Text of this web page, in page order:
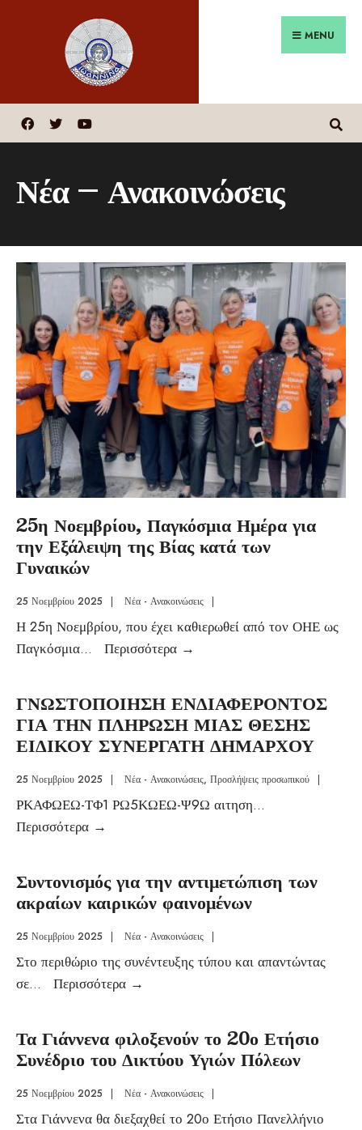
MENU
Νέα – Ανακοινώσεις
25η Νοεμβρίου, Παγκόσμια Ημέρα για
την Εξάλειψη της Βίας κατά των
Γυναικών
25 Νοεμβρίου 2025 Νέα - Ανακοινώσεις
Η 25η Νοεμβρίου, που έχει καθιερωθεί από τον ΟΗΕ ως
Παγκόσμια... Περισσότερα →
ΓΝΩΣΤΟΠΟΙΗΣΗ ΕΝΔΙΑΦΕΡΟΝΤΟΣ
ΓΙΑ ΤΗΝ ΠΛΗΡΩΣΗ ΜΙΑΣ ΘΕΣΗΣ
ΕΙΔΙΚΟΥ ΣΥΝΕΡΓΑΤΗ ΔΗΜΑΡΧΟΥ
25 Νοεμβρίου 2025 Νέα - Ανακοινώσεις, Προσλήψεις προσωπικού
ΡΚΑΦΩΕΩ-ΤΦ1 ΡΩ5ΚΩΕΩ-Ψ9Ω αιτηση...
Περισσότερα →
Συντονισμός για την αντιμετώπιση των
ακραίων καιρικών φαινομένων
25 Νοεμβρίου 2025 Νέα - Ανακοινώσεις
Στο περιθώριο της συνέντευξης τύπου και απαντώντας
σε... Περισσότερα →
Τα Γιάννενα φιλοξενούν το 20ο Ετήσιο
Συνέδριο του Δικτύου Υγιών Πόλεων
25 Νοεμβρίου 2025 Νέα - Ανακοινώσεις
Στα Γιάννενα θα διεξαχθεί το 20ο Ετήσιο Πανελλήνιο